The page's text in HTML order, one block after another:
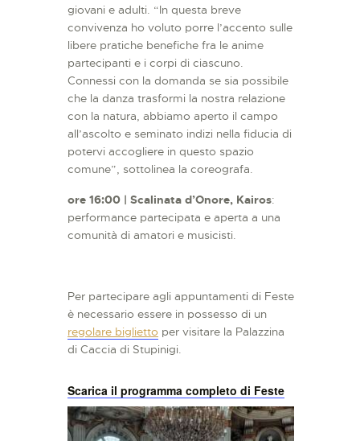
giovani e adulti. “In questa breve
convivenza ho voluto porre l’accento sulle
libere pratiche benefiche fra le anime
partecipanti e i corpi di ciascuno.
Connessi con la domanda se sia possibile
che la danza trasformi la nostra relazione
con la natura, abbiamo aperto il campo
all’ascolto e seminato indizi nella fiducia di
potervi accogliere in questo spazio
comune”, sottolinea la coreografa.
ore 16:00 | Scalinata d’Onore, Kairos:
performance partecipata e aperta a una
comunità di amatori e musicisti.
Per partecipare agli appuntamenti di Feste
è necessario essere in possesso di un
regolare biglietto per visitare la Palazzina
di Caccia di Stupinigi.
Scarica il programma completo di Feste